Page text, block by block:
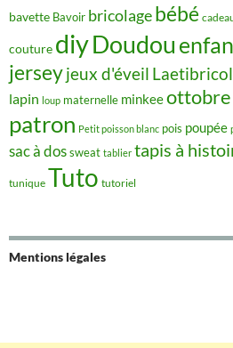
bavette Bavoir bricolagebébé
couture diyDoudou
jerseyjeux d'éveil
lapin loup maternelle minkeeottobre
patron Petit poisson blanc pois poupée
sac à dossweat tablier tapis à
tunique Tuto tutoriel
Mentions légales